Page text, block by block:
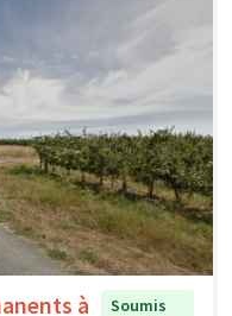
à
Soumis